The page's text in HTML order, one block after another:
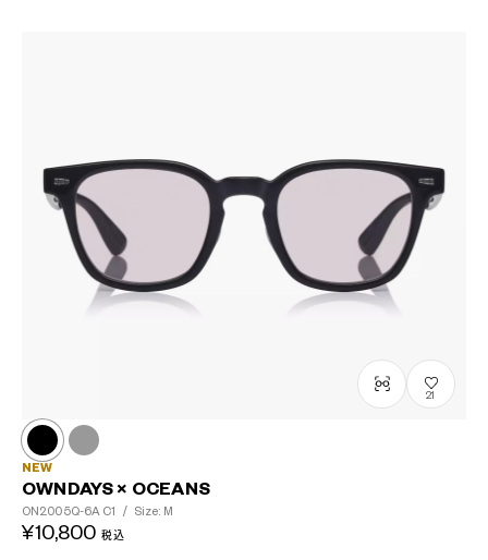
21
NEW
OWNDAYS × OCEANS
ON2005Q-6A C1 / Size: M
¥10,800 税込